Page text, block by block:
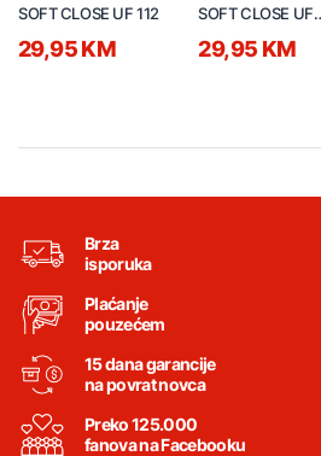
SOFT CLOSE UF 112
29,95 KM
SOFT CLOSE UF
29,95 KM
Brza
isporuka
Plaćanje
pouzećem
15 dana garancije
na povrat novca
Preko 125.000
fanova na Facebooku